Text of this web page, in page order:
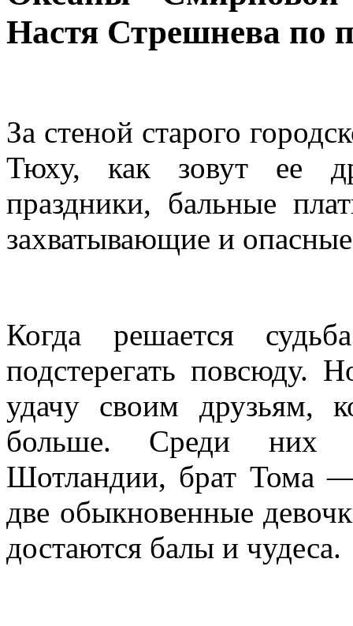
Настя Стрешнева по
За стеной старого
Тюху, как зовут ее
праздники, бальные
захватывающие и
Когда решается
подстерегать повсюду.
удачу своим друзьям,
больше. Среди них
Шотландии, брат Тома
две обыкновенные
достаются балы и чудеса.